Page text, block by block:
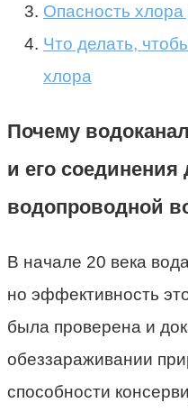
Опасность хлора
Что делать,
хлора
Почему
и его соединения
водопроводной
В начале 20 века
но эффективность
была проверена и
обеззараживании
способности